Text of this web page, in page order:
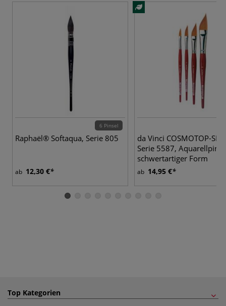
6 Pinsel
Raphaël® Softaqua, Serie 805
ab 12,30 €
da Vinci COSMOTOP-
Serie 5587,
schwertartiger Form
ab 14,95 €
Top Kategorien